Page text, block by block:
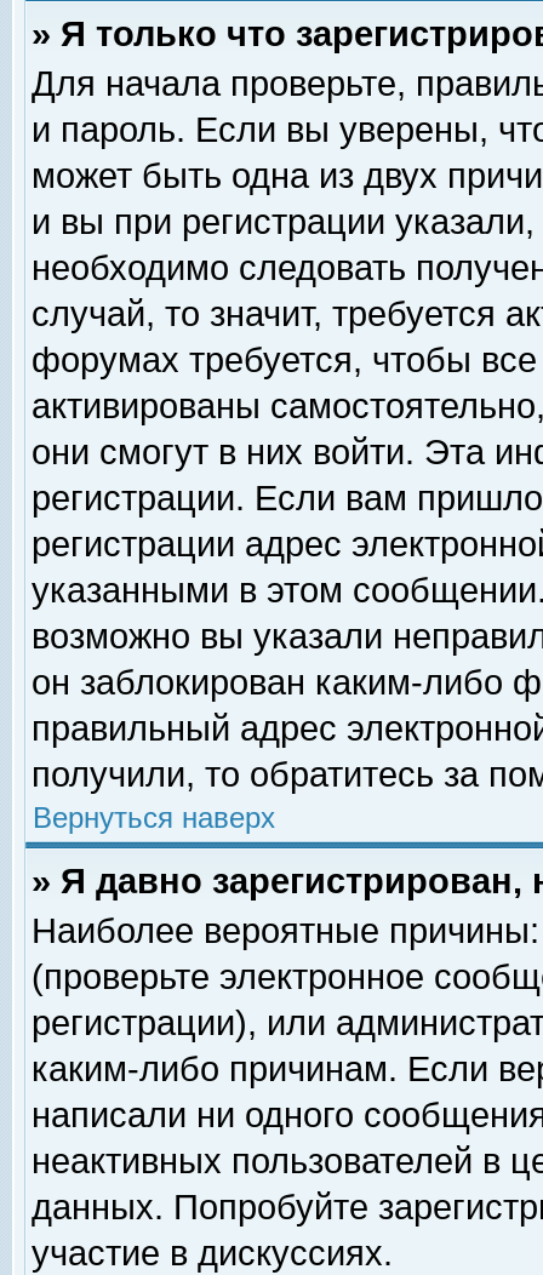
» Я только что
Для начала проверьте,
и пароль. Если вы уверены,
может быть одна из двух
и вы при регистрации
необходимо следовать
случай, то значит, требуется
форумах требуется, чтобы
активированы
они смогут в них войти. Эта
регистрации. Если вам
регистрации адрес
указанными в этом
возможно вы указали
он заблокирован каким-либо
правильный адрес
получили, то обратитесь за
Вернуться наверх
» Я давно
Наиболее вероятные
(проверьте электронное
регистрации), или
каким-либо причинам. Если
написали ни одного
неактивных пользователей в
данных. Попробуйте
участие в дискуссиях.